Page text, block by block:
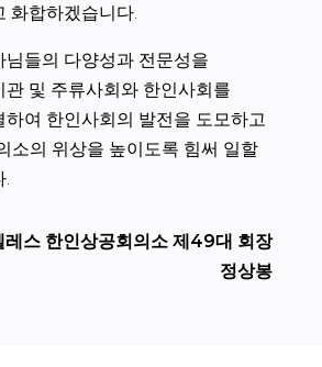
화합하겠습니다.
들의 다양성과 전문성을
관 및 주류사회와 한인사회를
하여 한인사회의 발전을 도모하고
소의 위상을 높이도록 힘써 일할
.
레스 한인상공회의소 제49대 회장
정상봉